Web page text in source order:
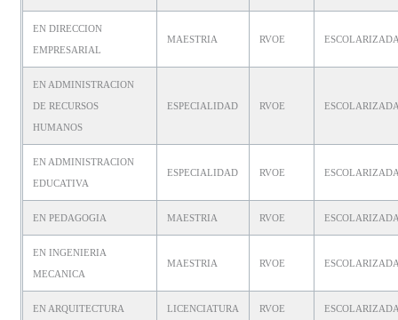
EN DIRECCION
EMPRESARIAL
MAESTRIA RVOE
EN ADMINISTRACION
DE RECURSOS
HUMANOS
ESPECIALIDAD RVOE
EN ADMINISTRACION
EDUCATIVA
ESPECIALIDAD RVOE
EN PEDAGOGIA MAESTRIA RVOE
EN INGENIERIA
MECANICA
MAESTRIA RVOE
EN ARQUITECTURA LICENCIATURA RVOE